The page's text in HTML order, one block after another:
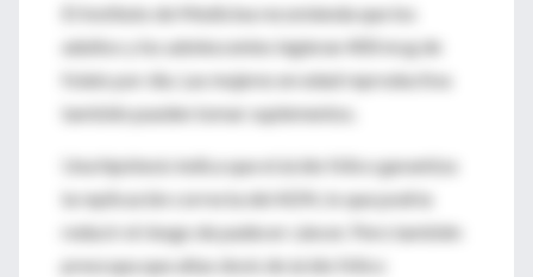
El Instituto de Medicina recomienda que los
adultos y los adolescentes ingieran 400 mcg de
folato por día. Las mujeres en edad reproductiva
también pueden tomar suplementos.
Una hipótesis indica que el ácido fólico garantiza
la replicación correcta del ADN, lo que podría
reducir el riesgo de padecer cáncer. Pero también
preocupa que altas dosis de ácido fólico